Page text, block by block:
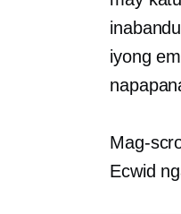
iyong
Mag-
Ecwid